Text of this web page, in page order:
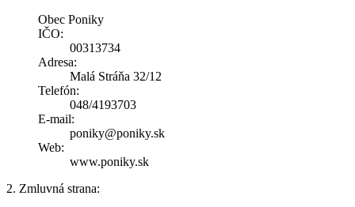
Obec Poniky
IČO:
00313734
Adresa:
Malá Stráňa 32/12
Telefón:
048/4193703
E-mail:
poniky@poniky.sk
Web:
www.poniky.sk
2. Zmluvná strana: